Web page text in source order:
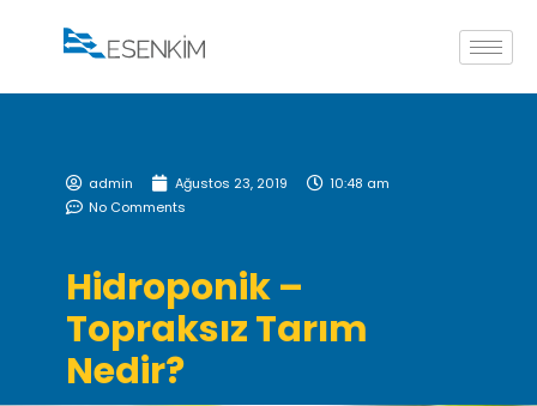
admin Ağustos 23, 2019
10:48 am
No Comments
Hidroponik –
Topraksız Tarım
Nedir?